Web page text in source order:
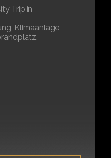
Trip in
Klimaanlage,